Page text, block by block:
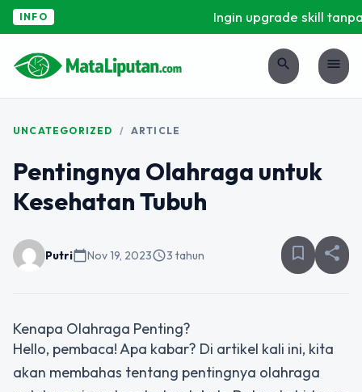
INFO Ingin upgrade skill
search menu
UNCATEGORIZED / ARTICLE
Pentingnya Olahraga untuk
Kesehatan Tubuh
Putricalendar_todayNov 19, 2023schedule3 tahun bookmark_border share
Kenapa Olahraga Penting?
Hello, pembaca! Apa kabar? Di artikel kali ini, kita
akan membahas tentang pentingnya olahraga